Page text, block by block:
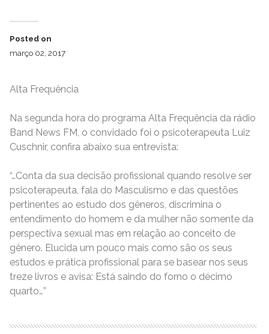
Posted on
março 02, 2017
Alta Frequência
Na segunda hora do programa Alta Frequência da rádio
Band News FM, o convidado foi o psicoterapeuta Luiz
Cuschnir, confira abaixo sua entrevista:
“…Conta da sua decisão profissional quando resolve ser
psicoterapeuta, fala do Masculismo e das questões
pertinentes ao estudo dos gêneros, discrimina o
entendimento do homem e da mulher não somente da
perspectiva sexual mas em relação ao conceito de
gênero. Elucida um pouco mais como são os seus
estudos e prática profissional para se basear nos seus
treze livros e avisa: Está saindo do forno o décimo
quarto…”